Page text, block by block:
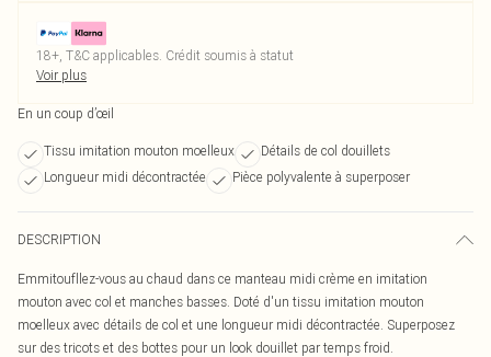
18+, T&C applicables. Crédit soumis à statut
Voir plus
En un coup d’œil
Tissu imitation mouton moelleux
Détails de col douillets
Longueur midi décontractée
Pièce polyvalente à superposer
DESCRIPTION
Emmitoufllez-vous au chaud dans ce manteau midi crème en imitation
mouton avec col et manches basses. Doté d'un tissu imitation mouton
moelleux avec détails de col et une longueur midi décontractée. Superposez
sur des tricots et des bottes pour un look douillet par temps froid.